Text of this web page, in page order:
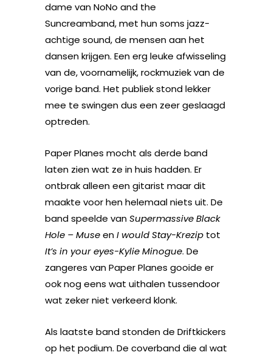
dame van NoNo and the
Suncreamband, met hun soms jazz-
achtige sound, de mensen aan het
dansen krijgen. Een erg leuke afwisseling
van de, voornamelijk, rockmuziek van de
vorige band. Het publiek stond lekker
mee te swingen dus een zeer geslaagd
optreden.
Paper Planes mocht als derde band
laten zien wat ze in huis hadden. Er
ontbrak alleen een gitarist maar dit
maakte voor hen helemaal niets uit. De
band speelde vanSupermassive Black
Hole – MuseenI would Stay-Krezip tot
It’s in your eyes-Kylie Minogue. De
zangeres van Paper Planes gooide er
ook nog eens wat uithalen tussendoor
wat zeker niet verkeerd klonk.
Als laatste band stonden de Driftkickers
op het podium. De coverband die al wat